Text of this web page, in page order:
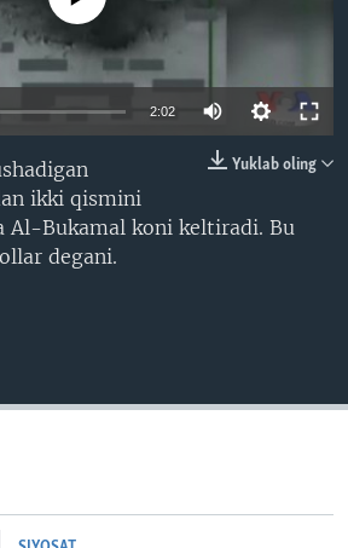
2:02
Yuklab oling
ikki qismini
Bukamal koni keltiradi. Bu
degani.